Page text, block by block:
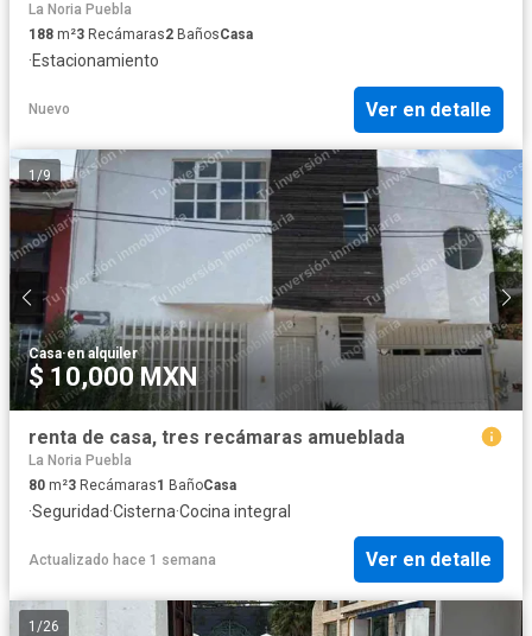
La Noria Puebla
188 m²3 Recámaras2 BañosCasa
·Estacionamiento
Nuevo Ver en detalle
1/9
Casa·en alquiler
$ 10,000 MXN
renta de casa, tres recámaras amueblada
La Noria Puebla
80 m²3 Recámaras1 BañoCasa
·Seguridad·Cisterna·Cocina integral
Actualizado hace 1 semana Ver en detalle
1 /26